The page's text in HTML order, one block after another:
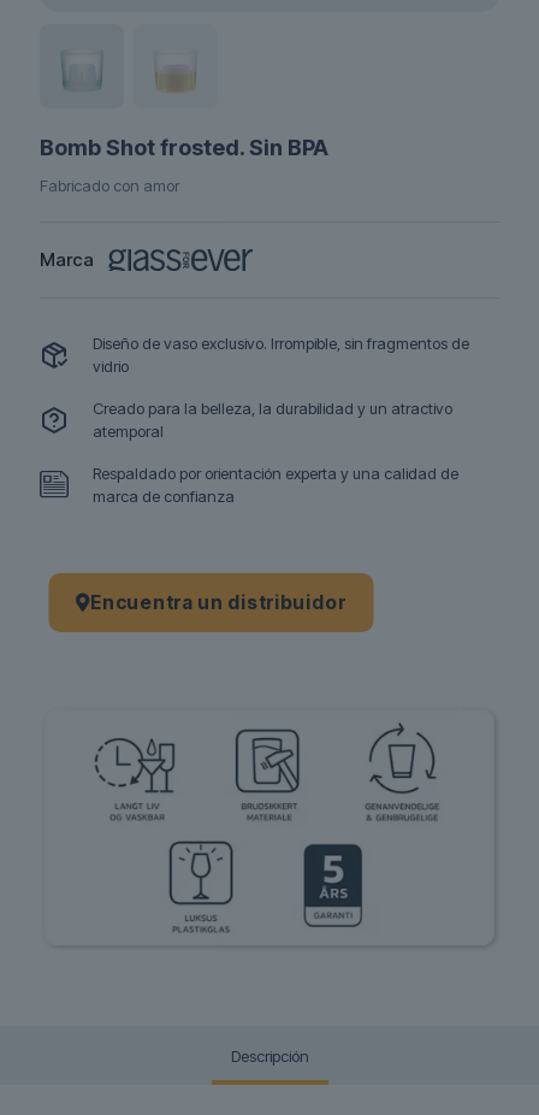
Bomb Shot frosted. Sin BPA
Fabricado con amor
Marca
Diseño de vaso exclusivo. Irrompible, sin fragmentos de
vidrio
Creado para la belleza, la durabilidad y un atractivo
atemporal
Respaldado por orientación experta y una calidad de
marca de confianza
Encuentra un distribuidor
Descripción